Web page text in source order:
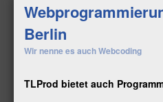
Berlin
Wir nenne es auch Webcoding
TLProd bietet auch